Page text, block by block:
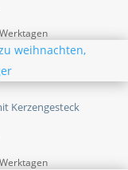
Kerzengesteck